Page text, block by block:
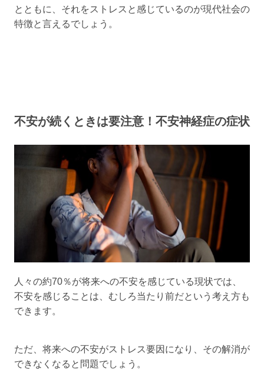
とともに、それをストレスと感じているのが現代社会の
特徴と言えるでしょう。
不安が続くときは要注意！不安神経症の症状
人々の約70％が将来への不安を感じている現状では、
不安を感じることは、むしろ当たり前だという考え方も
できます。
ただ、将来への不安がストレス要因になり、その解消が
できなくなると問題でしょう。